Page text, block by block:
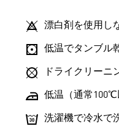
漂白剤を使用し
低温でタンブル
ドライクリーニ
低温（通常100℃
洗濯機で冷水で